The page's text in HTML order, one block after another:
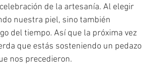
de la artesanía. Al elegir
nuestra piel, sino también
del tiempo. Así que la próxima vez
que estás sosteniendo un pedazo
nos precedieron.